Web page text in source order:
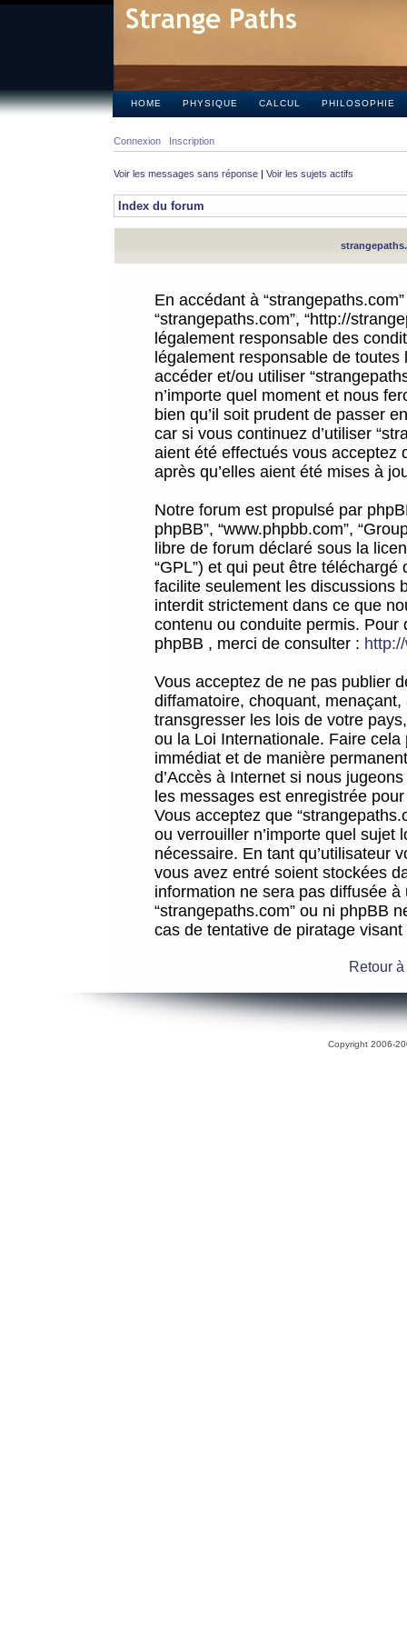
HOME PHYSIQUE CALCUL PHILOSOPHIE
Connexion Inscription
Voir les messages sans réponse | Voir les sujets actifs
Index du forum
En accédant à
“strangepaths.com”, “http://
légalement responsable des
légalement responsable de
accéder et/ou utiliser
n’importe quel moment et nous
bien qu’il soit prudent de passer
car si vous continuez d’utiliser
aient été effectués vous acceptez
après qu’elles aient été mises à
Notre forum est propulsé par
phpBB”, “www.phpbb.com”,
libre de forum déclaré sous la
“GPL”) et qui peut être téléchargé
facilite seulement les discussions
interdit strictement dans ce que
contenu ou conduite permis.
phpBB , merci de consulter :
Vous acceptez de ne pas publier
diffamatoire, choquant,
transgresser les lois de votre
ou la Loi Internationale. Faire
immédiat et de manière
d’Accès à Internet si nous
les messages est enregistrée
Vous acceptez que
ou verrouiller n’importe quel sujet
nécessaire. En tant qu’utilisateur
vous avez entré soient stockées
information ne sera pas diffusée
“strangepaths.com” ou ni phpBB
cas de tentative de piratage
Retour
Copyright 2006-